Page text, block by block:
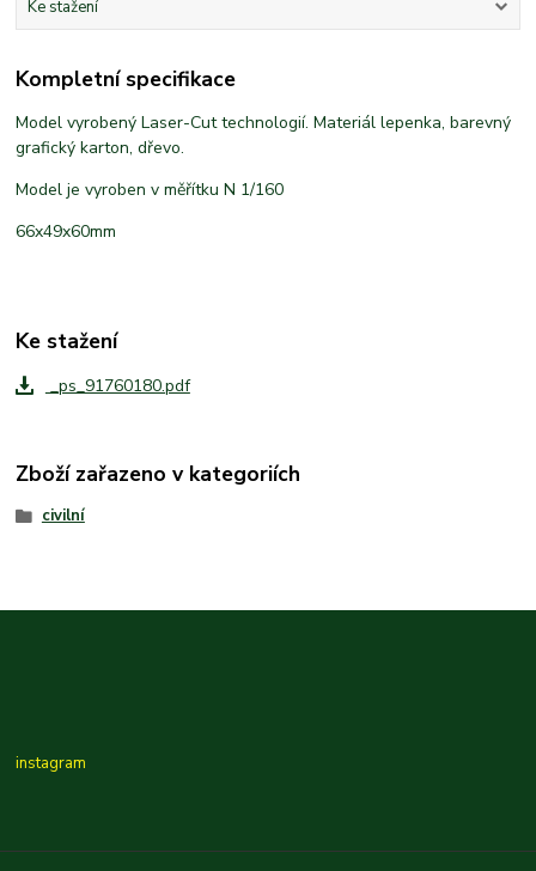
Ke stažení
Kompletní specifikace
Model vyrobený Laser-Cut technologií. Materiál lepenka, barevný
grafický karton, dřevo.
Model je vyroben v měřítku N 1/160
66x49x60mm
Ke stažení
_ps_91760180.pdf
Zboží zařazeno v kategoriích
civilní
instagram